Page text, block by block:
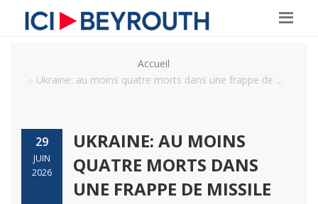
Accueil
Ukraine: au moins quatre morts dans une frappe de ...
29
JUIN
2026
UKRAINE: AU MOINS
QUATRE MORTS DANS
UNE FRAPPE DE MISSILE